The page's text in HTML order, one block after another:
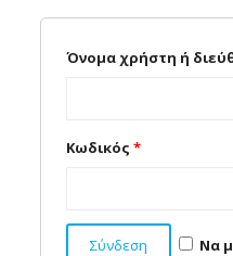
Όνομα χρήστη ή
Κωδικός *
Σύνδεση Να